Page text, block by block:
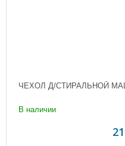
ЧЕХОЛ Д/СТИРАЛЬНОЙ
В наличии